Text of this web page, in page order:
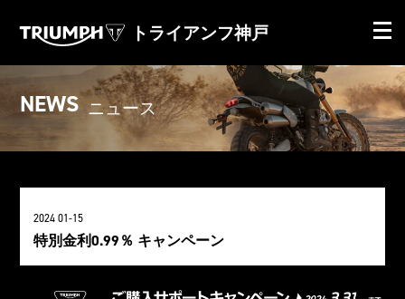
トライアンフ神戸
NEWS ニュース
2024 01-15
特別金利0.99％ キャンペーン